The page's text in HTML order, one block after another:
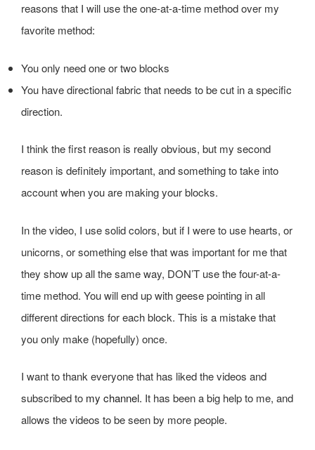
reasons that I will use the one-at-a-time method over my
favorite method:
You only need one or two blocks
You have directional fabric that needs to be cut in a specific
direction.
I think the first reason is really obvious, but my second
reason is definitely important, and something to take into
account when you are making your blocks.
In the video, I use solid colors, but if I were to use hearts, or
unicorns, or something else that was important for me that
they show up all the same way, DON’T use the four-at-a-
time method. You will end up with geese pointing in all
different directions for each block. This is a mistake that
you only make (hopefully) once.
I want to thank everyone that has liked the videos and
subscribed to my channel. It has been a big help to me, and
allows the videos to be seen by more people.